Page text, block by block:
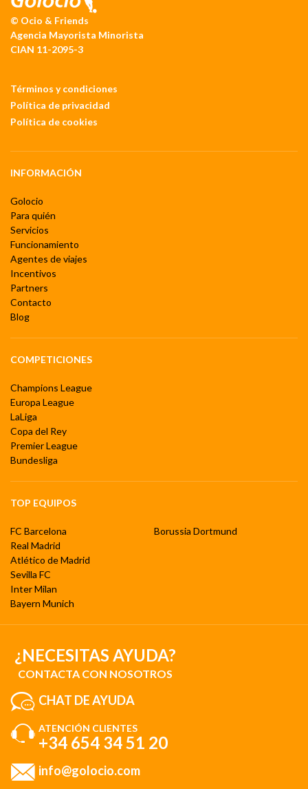
© Ocio & Friends
Agencia Mayorista Minorista
CIAN 11-2095-3
Términos y condiciones
Política de privacidad
Política de cookies
INFORMACIÓN
Golocio
Para quién
Servicios
Funcionamiento
Agentes de viajes
Incentivos
Partners
Contacto
Blog
COMPETICIONES
Champions League
Europa League
LaLiga
Copa del Rey
Premier League
Bundesliga
TOP EQUIPOS
FC Barcelona
Real Madrid
Atlético de Madrid
Sevilla FC
Inter Milan
Bayern Munich
Borussia Dortmund
¿NECESITAS AYUDA?
CONTACTA CON NOSOTROS
CHAT DE AYUDA
ATENCIÓN CLIENTES
+34 654 34 51 20
info@golocio.com